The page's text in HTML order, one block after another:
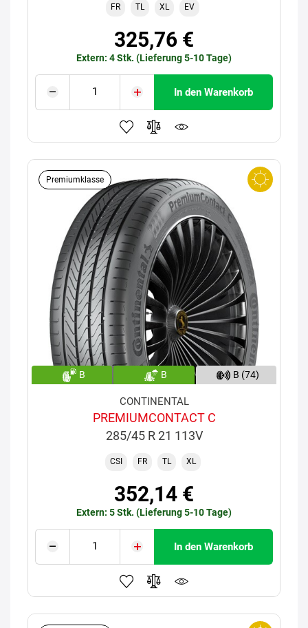
FR TL XL EV
325,76 €
Extern: 4 Stk. (Lieferung 5-10 Tage)
In den Warenkorb
Premiumklasse
B B B (74)
CONTINENTAL
PREMIUMCONTACT C
285/45 R 21 113V
CSI FR TL XL
352,14 €
Extern: 5 Stk. (Lieferung 5-10 Tage)
In den Warenkorb